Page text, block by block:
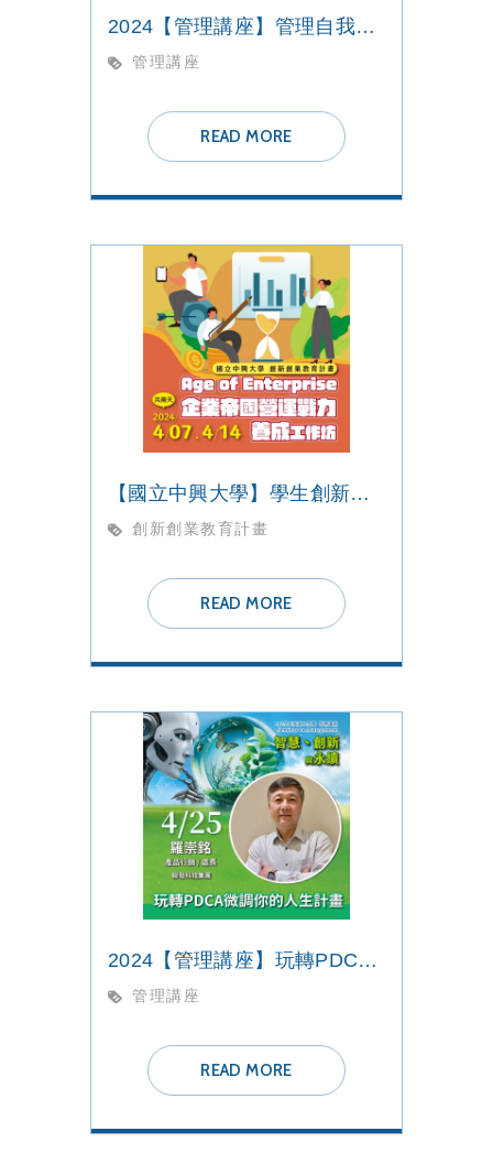
2024【管理講座】管理自我的智慧：從皮膚診療經驗看見永續思維
管理講座
READ MORE
【國立中興大學】學生創新創業教育課程【企業帝國營運戰力養成】工作坊
創新創業教育計畫
READ MORE
2024【管理講座】玩轉PDCA微調你的人生計畫
管理講座
READ MORE